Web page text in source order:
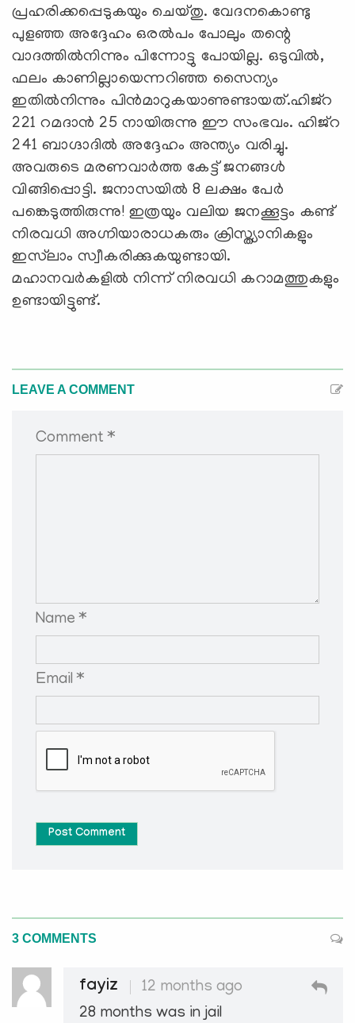
പ്രഹരിക്കപ്പെടുകയും ചെയ്തു. വേദനകൊണ്ടു
പുളഞ്ഞ അദ്ദേഹം ഒരല്‍പം പോലും തന്റെ
വാദത്തില്‍നിന്നും പിന്നോട്ടു പോയില്ല. ഒടുവില്‍,
ഫലം കാണില്ലായെന്നറിഞ്ഞ സൈന്യം
ഇതില്‍നിന്നും പിന്‍മാറുകയാണുണ്ടായത്.ഹിജ്‌റ
221 റമദാന്‍ 25 നായിരുന്നു ഈ സംഭവം. ഹിജ്‌റ
241 ബാഗ്ദാദില്‍ അദ്ദേഹം അന്ത്യം വരിച്ചു.
അവരുടെ മരണവാര്‍ത്ത കേട്ട് ജനങ്ങള്‍
വിങ്ങിപ്പൊട്ടി. ജനാസയില്‍ 8 ലക്ഷം പേര്‍
പങ്കെടുത്തിരുന്നു! ഇത്രയും വലിയ ജനക്കൂട്ടം കണ്ട്
നിരവധി അഗ്നിയാരാധകരും ക്രിസ്ത്യാനികളും
ഇസ്‌ലാം സ്വീകരിക്കുകയുണ്ടായി.
മഹാനവര്‍കളില്‍ നിന്ന് നിരവധി കറാമത്തുകളും
ഉണ്ടായിട്ടുണ്ട്.
LEAVE A COMMENT
Comment *
Name *
Email *
Post Comment
3 COMMENTS
fayiz
12 months ago
28 months was in jail